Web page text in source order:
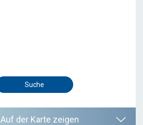
Auf der Karte zeigen